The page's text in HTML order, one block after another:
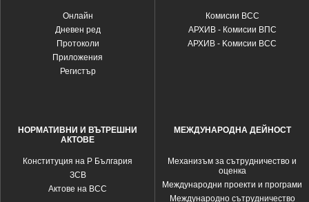
Oнлайн
Дневен ред
Протоколи
Приложения
Регистър
Комисии ВСС
АРХИВ - Комисии ВПС
АРХИВ - Kомисии ВСС
НОРМАТИВНИ И ВЪТРЕШНИ
АКТОВЕ
Конституция на Р България
ЗСВ
Актове на ВСС
МЕЖДУНАРОДНА ДЕЙНОСТ
Механизъм за сътрудничество и
оценка
Международни проекти и програми
Международно сътрудничество